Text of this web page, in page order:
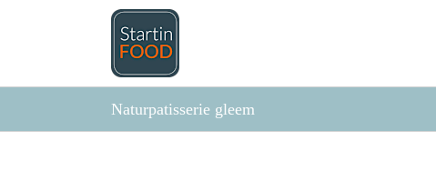
Naturpatisserie gleem